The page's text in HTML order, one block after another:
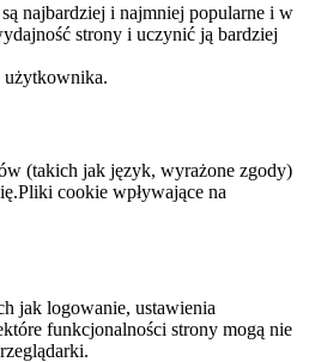
najbardziej i najmniej popularne i w
strony i uczynić ją bardziej
użytkownika.
(takich jak język, wyrażone zgody)
cookie wpływające na
jak logowanie, ustawienia
funkcjonalności strony mogą nie